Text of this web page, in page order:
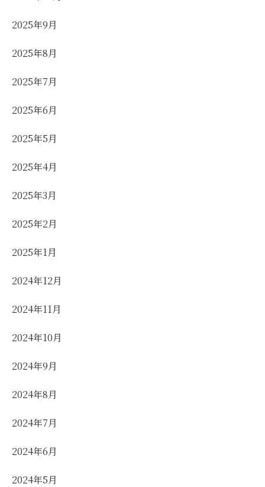
2025年9月
2025年8月
2025年7月
2025年6月
2025年5月
2025年4月
2025年3月
2025年2月
2025年1月
2024年12月
2024年11月
2024年10月
2024年9月
2024年8月
2024年7月
2024年6月
2024年5月